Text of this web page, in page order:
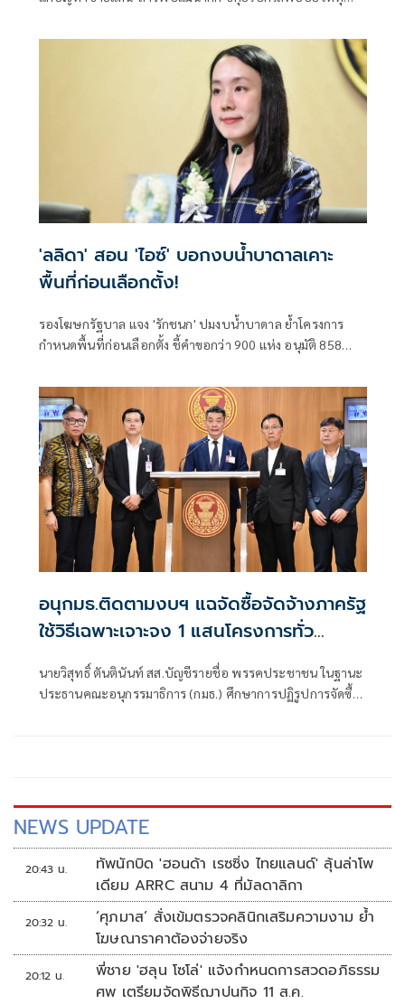
ให้รัฐบาลเมียนมา
'ลลิดา' สอน 'ไอซ์' บอกงบน้ำบาดาลเคาะ
พื้นที่ก่อนเลือกตั้ง!
รองโฆษกรัฐบาล แจง 'รักชนก' ปมงบน้ำบาดาล ย้ำโครงการ
กำหนดพื้นที่ก่อนเลือกตั้ง ชี้คำขอกว่า 900 แห่ง อนุมัติ 858
อนุกมธ.ติดตามงบฯ แฉจัดซื้อจัดจ้างภาครัฐ
ใช้วิธีเฉพาะเจาะจง 1 แสนโครงการทั่ว
ประเทศ เอื้อทุจริตงบกว่า 5 หมื่นล้านบาท
นายวิสุทธิ์ ตันตินันท์ สส.บัญชีรายชื่อ พรรคประชาชน ในฐานะ
ประธานคณะอนุกรรมาธิการ (กมธ.) ศึกษาการปฏิรูปการจัดซื้อ
NEWS UPDATE
20:43 น.
ทัพนักบิด 'ฮอนด้า เรซซิ่ง ไทยแลนด์' ลุ้นล่าโพ
เดียม ARRC สนาม 4 ที่มัลดาลิกา
20:32 น.
‘ศุภมาส’ สั่งเข้มตรวจคลินิกเสริมความงาม ย้ำ
โฆษณาราคาต้องจ่ายจริง
20:12 น.
พี่ชาย 'ฮลุน โซโล่' แจ้งกำหนดการสวดอภิธรรม
ศพ เตรียมจัดพิธีฌาปนกิจ 11 ส.ค.